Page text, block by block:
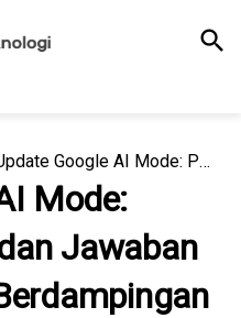
search
Update Google AI Mode: Pencarian Web dan Jawaban AI Bisa Dibuka Berdampingan
Mode:
Jawaban